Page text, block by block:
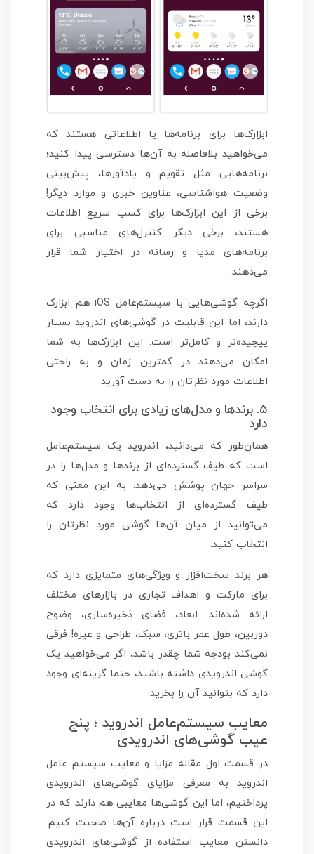
ابزارک‌ها برای برنامه‌ها یا اطلاعاتی هستند که
می‌خواهید بلافاصله به آن‌ها دسترسی پیدا کنید؛
برنامه‌هایی مثل تقویم و یادآورها، پیش‌بینی
وضعیت هواشناسی، عناوین خبری و موارد دیگر!
برخی از این ابزارک‌ها برای کسب سریع اطلاعات
هستند، برخی دیگر کنترل‌های مناسبی برای
برنامه‌های مدیا و رسانه در اختیار شما قرار
می‌دهند.
اگرچه گوشی‌هایی با سیستم‌عامل iOS هم ابزارک
دارند، اما این قابلیت در گوشی‌های اندروید بسیار
پیچیده‌تر و کامل‌تر است. این ابزارک‌ها به شما
امکان می‌دهند در کمترین زمان و به راحتی
اطلاعات مورد نظرتان را به دست آورید.
۵. برندها و مدل‌های زیادی برای انتخاب وجود
دارد
همان‌طور که می‌دانید، اندروید یک سیستم‌عامل
است که طیف گسترده‌ای از برندها و مدل‌ها را در
سراسر جهان پوشش می‌دهد. به این معنی که
طیف گسترده‌ای از انتخاب‌ها وجود دارد که
می‌توانید از میان آن‌ها گوشی مورد نظرتان را
انتخاب کنید.
هر برند سخت‌افزار و ویژگی‌های متمایزی دارد که
برای مارکت و اهداف تجاری در بازارهای مختلف
ارائه شده‌اند. ابعاد، فضای ذخیره‌سازی، وضوح
دوربین، طول عمر باتری، سبک، طراحی و غیره! فرقی
نمی‌کند بودجه شما چقدر باشد، اگر می‌خواهید یک
گوشی اندرویدی داشته باشید، حتما گزینه‌ای وجود
دارد که بتوانید آن را بخرید.
معایب سیستم‌عامل اندروید ؛ پنج
عیب گوشی‌های اندرویدی
در قسمت اول مقاله مزایا و معایب سیستم عامل
اندروید به معرفی مزایای گوشی‌های اندرویدی
پرداختیم، اما این گوشی‌ها معایبی هم دارند که در
این قسمت قرار است درباره آن‌ها صحبت کنیم.
دانستن معایب استفاده از گوشی‌های اندرویدی